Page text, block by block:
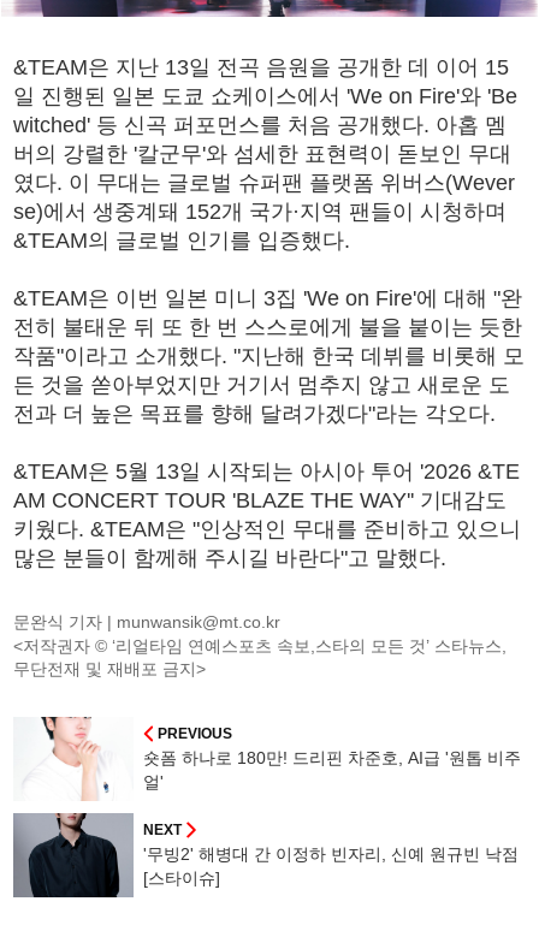
&TEAM은 지난 13일 전곡 음원을 공개한 데 이어 15
일 진행된 일본 도쿄 쇼케이스에서 'We on Fire'와 'Be
witched' 등 신곡 퍼포먼스를 처음 공개했다. 아홉 멤
버의 강렬한 '칼군무'와 섬세한 표현력이 돋보인 무대
였다. 이 무대는 글로벌 슈퍼팬 플랫폼 위버스(Wever
se)에서 생중계돼 152개 국가·지역 팬들이 시청하며
&TEAM의 글로벌 인기를 입증했다.
&TEAM은 이번 일본 미니 3집 'We on Fire'에 대해 "완
전히 불태운 뒤 또 한 번 스스로에게 불을 붙이는 듯한
작품"이라고 소개했다. "지난해 한국 데뷔를 비롯해 모
든 것을 쏟아부었지만 거기서 멈추지 않고 새로운 도
전과 더 높은 목표를 향해 달려가겠다"라는 각오다.
&TEAM은 5월 13일 시작되는 아시아 투어 '2026 &TE
AM CONCERT TOUR 'BLAZE THE WAY'' 기대감도
키웠다. &TEAM은 "인상적인 무대를 준비하고 있으니
많은 분들이 함께해 주시길 바란다"고 말했다.
문완식 기자 | munwansik@mt.co.kr
<저작권자 © ‘리얼타임 연예스포츠 속보,스타의 모든 것’ 스타뉴스,
무단전재 및 재배포 금지>
PREVIOUS
숏폼 하나로 180만! 드리핀 차준호, AI급 '원톱 비주
얼'
NEXT
'무빙2' 해병대 간 이정하 빈자리, 신예 원규빈 낙점
[스타이슈]